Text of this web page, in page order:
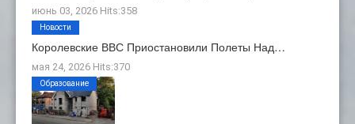
июнь 03, 2026 Hits:358
Королевские ВВС Приостановили Полеты Над…
мая 24, 2026 Hits:370
Новости
Образование